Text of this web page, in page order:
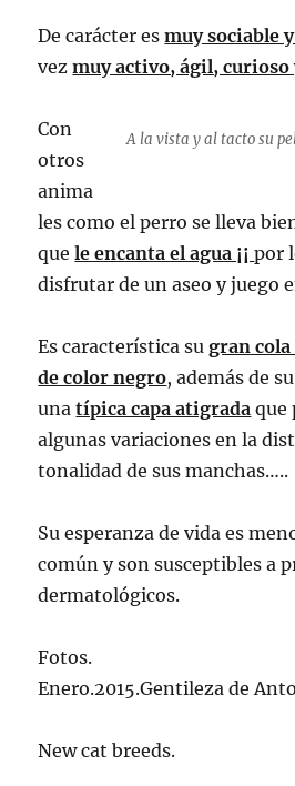
De carácter esmuy sociable
vezmuy activo, ágil, curioso
A la vista y al tacto su
Con
otros
anima
les como el perro se lleva
quele encanta el agua ¡¡por
disfrutar de un aseo y juego
Es característica sugran cola
de color negro, además de
unatípica capa atigrada que
algunas variaciones en la
tonalidad de sus manchas…..
Su esperanza de vida es
común y son susceptibles a
dermatológicos.
Fotos.
Enero.2015.Gentileza de
New cat breeds.